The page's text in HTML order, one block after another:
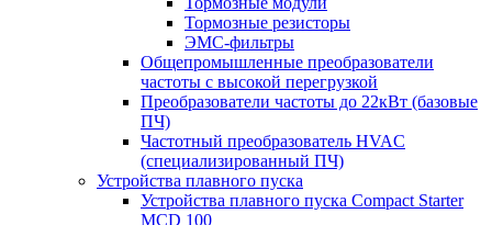
Тормозные резисторы
ЭМС-фильтры
Общепромышленные преобразователи
частоты с высокой перегрузкой
Преобразователи частоты до 22кВт (базовые
ПЧ)
Частотный преобразователь HVAC
(специализированный ПЧ)
Устройства плавного пуска
Устройства плавного пуска Compact Starter
MCD 100